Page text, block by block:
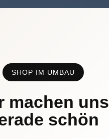
SHOP IM UMBAU
machen uns
schön